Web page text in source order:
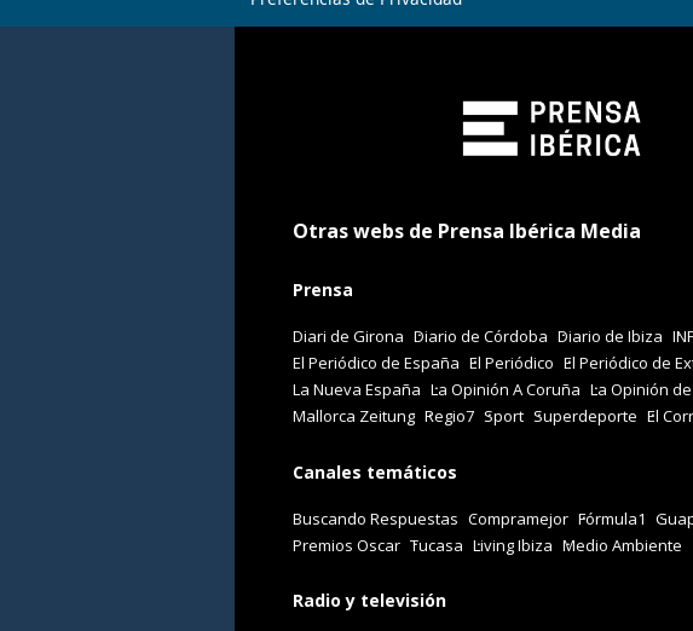
Otras webs de Prensa Ibérica Media
Prensa
Diari de Girona Diario de Córdoba Diario de Ibiza
El Periódico de España El Periódico El Periódico de
La Nueva España La Opinión A Coruña La Opinión
Mallorca Zeitung Regio7 Sport Superdeporte El
Canales temáticos
Buscando Respuestas Compramejor Fórmula1
Premios Oscar Tucasa Living Ibiza Medio Ambiente
Radio y televisión